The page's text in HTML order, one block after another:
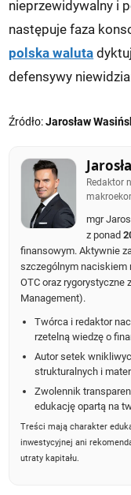
nieprzewidywalny i
następuje faza
polska waluta
defensywy
Źródło:Jarosław
Redaktor
mgr
z ponad
finansowym. Aktywnie
szczególnym naciskiem
OTC oraz rygorystyczne
Management).
Twórca i redaktor
rzetelną wiedzę o
Autor setek
strukturalnych i
Zwolennik
edukację opartą na
Treści mają charakter
inwestycyjnej ani
utraty kapitału.